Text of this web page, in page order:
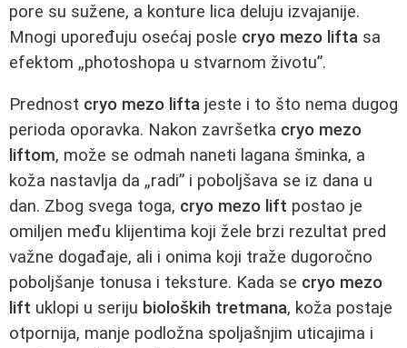
pore su sužene, a konture lica deluju izvajanije.
Mnogi upoređuju osećaj posle cryo mezo lifta sa
efektom „photoshopa u stvarnom životu”.
Prednost cryo mezo lifta jeste i to što nema dugog
perioda oporavka. Nakon završetka cryo mezo
liftom, može se odmah naneti lagana šminka, a
koža nastavlja da „radi” i poboljšava se iz dana u
dan. Zbog svega toga, cryo mezo lift postao je
omiljen među klijentima koji žele brzi rezultat pred
važne događaje, ali i onima koji traže dugoročno
poboljšanje tonusa i teksture. Kada se cryo mezo
lift uklopi u seriju bioloških tretmana, koža postaje
otpornija, manje podložna spoljašnjim uticajima i